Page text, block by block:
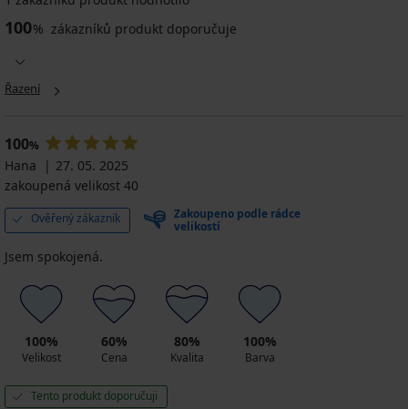
Plážové
šaty
400
Kč
799
Plážové
šaty
500
Kč
999
100% zákazníků produkt doporučuje
Řazení
100%
Hana
27. 05. 2025
zakoupená velikost 40
Ověřený zákazník
Zakoupeno podle rádce
velikostí
Jsem spokojená.
100%
Velikost
60%
Cena
80%
Kvalita
100%
Barva
Tento produkt doporučuji